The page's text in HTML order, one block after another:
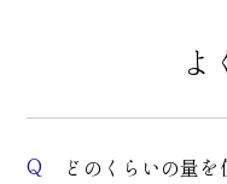
よ
Q どのくらいの量